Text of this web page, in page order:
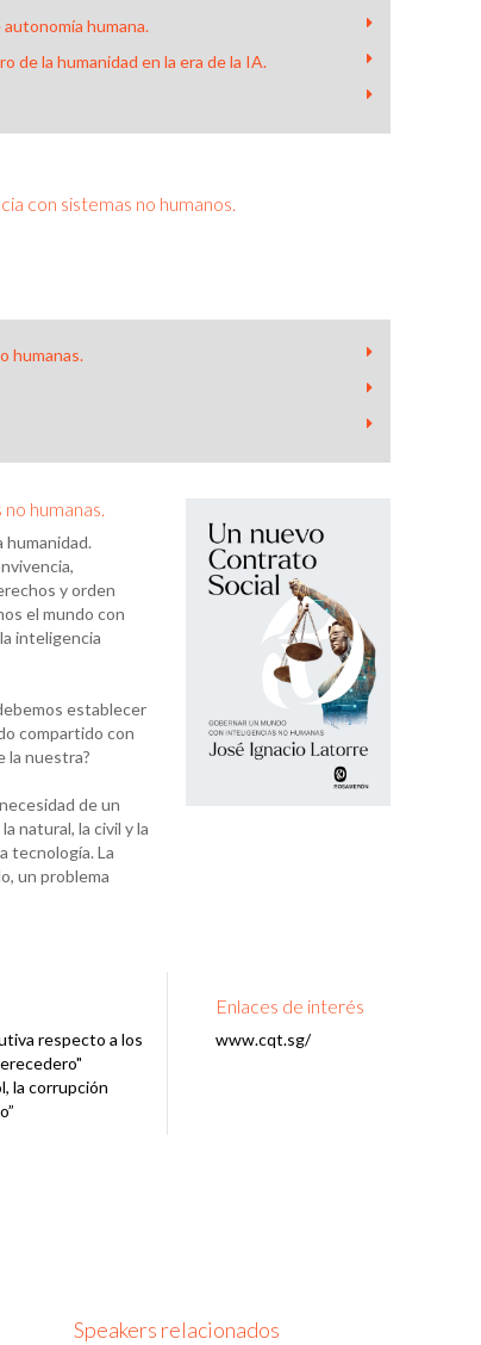
humana.
de la humanidad en la era de la IA.
con sistemas no humanos.
humanas.
humanas.
y orden
el mundo con
inteligencia
establecer
compartido con
la nuestra?
de un
natural, la civil y la
tecnología. La
un problema
respecto a los
la corrupción
Enlaces de interés
www.cqt.sg/
Speakers relacionados